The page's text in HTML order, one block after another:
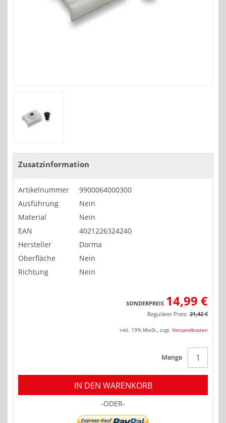
Zusatzinformation
Artikelnummer
9900064000300
Ausführung
Nein
Material
Nein
EAN
4021226324240
Hersteller
Dorma
Oberfläche
Nein
Richtung
Nein
SONDERPREIS 14,99 €
Regulärer Preis: 21,42 €
inkl. 19% MwSt., zzgl. Versandkosten
Menge
IN DEN WARENKORB
-ODER-